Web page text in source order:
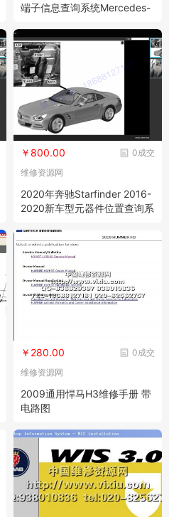
端子信息查询系统Mercedes-
Updated 2022
0成交
￥800.00
维修资源网
2020年奔驰Starfinder 2016-
2020新车型元器件位置查询系
0成交
￥280.00
维修资源网
2009通用悍马H3维修手册 带
电路图